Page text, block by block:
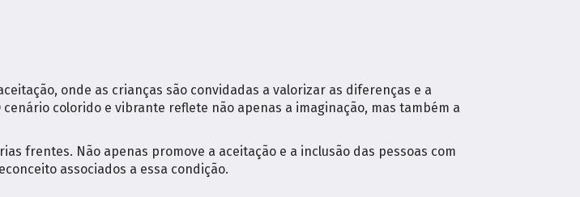
onde as crianças são convidadas a valorizar as diferenças e a
colorido e vibrante reflete não apenas a imaginação, mas também a
frentes. Não apenas promove a aceitação e a inclusão das pessoas com
associados a essa condição.